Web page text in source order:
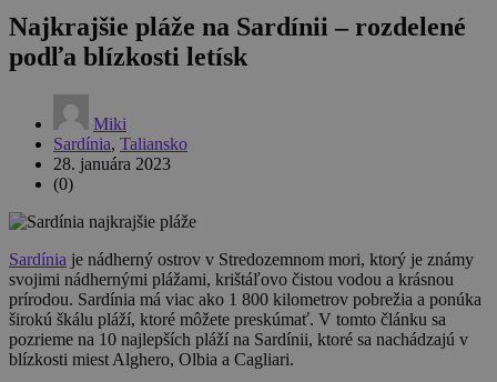
Najkrajšie pláže na Sardínii – rozdelené
podľa blízkosti letísk
Miki
Sardínia, Taliansko
28. januára 2023
(0)
Sardínia je nádherný ostrov v Stredozemnom mori, ktorý je známy
svojimi nádhernými plážami, krištáľovo čistou vodou a krásnou
prírodou. Sardínia má viac ako 1 800 kilometrov pobrežia a ponúka
širokú škálu pláží, ktoré môžete preskúmať. V tomto článku sa
pozrieme na 10 najlepších pláží na Sardínii, ktoré sa nachádzajú v
blízkosti miest Alghero, Olbia a Cagliari.